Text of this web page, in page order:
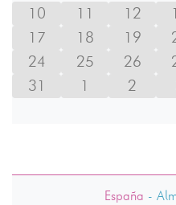
10
11 12
17
18 19
24
25 26
31
1 2
España -